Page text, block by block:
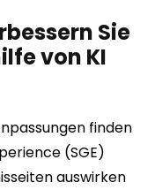
Sie
von KI
finden
(SGE)
auswirken